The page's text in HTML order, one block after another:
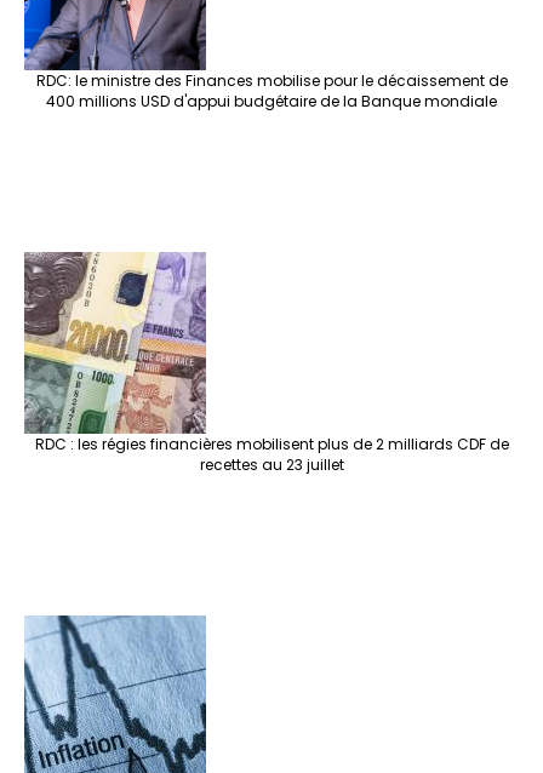
RDC: le ministre des Finances mobilise pour le décaissement de
400 millions USD d'appui budgétaire de la Banque mondiale
RDC : les régies financières mobilisent plus de 2 milliards CDF de
recettes au 23 juillet